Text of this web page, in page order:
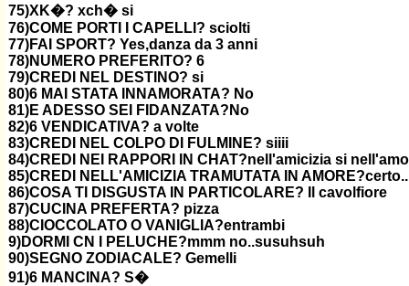
75)XK�? xch� si
76)COME PORTI I CAPELLI? sciolti
77)FAI SPORT? Yes,danza da 3 anni
78)NUMERO PREFERITO? 6
79)CREDI NEL DESTINO? si
80)6 MAI STATA INNAMORATA? No
81)E ADESSO SEI FIDANZATA?No
82)6 VENDICATIVA? a volte
83)CREDI NEL COLPO DI FULMINE? siiii
84)CREDI NEI RAPPORI IN CHAT?nell'amicizia si
85)CREDI NELL'AMICIZIA TRAMUTATA IN
86)COSA TI DISGUSTA IN PARTICOLARE? Il cavolfiore
87)CUCINA PREFERTA? pizza
88)CIOCCOLATO O VANIGLIA?entrambi
9)DORMI CN I PELUCHE?mmm no..susuhsuh
90)SEGNO ZODIACALE? Gemelli
91)6 MANCINA? S�